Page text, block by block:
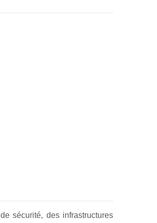
sécurité, des infrastructures